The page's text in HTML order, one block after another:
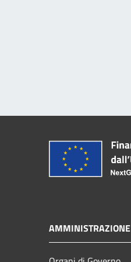
AMMINISTRAZIONE